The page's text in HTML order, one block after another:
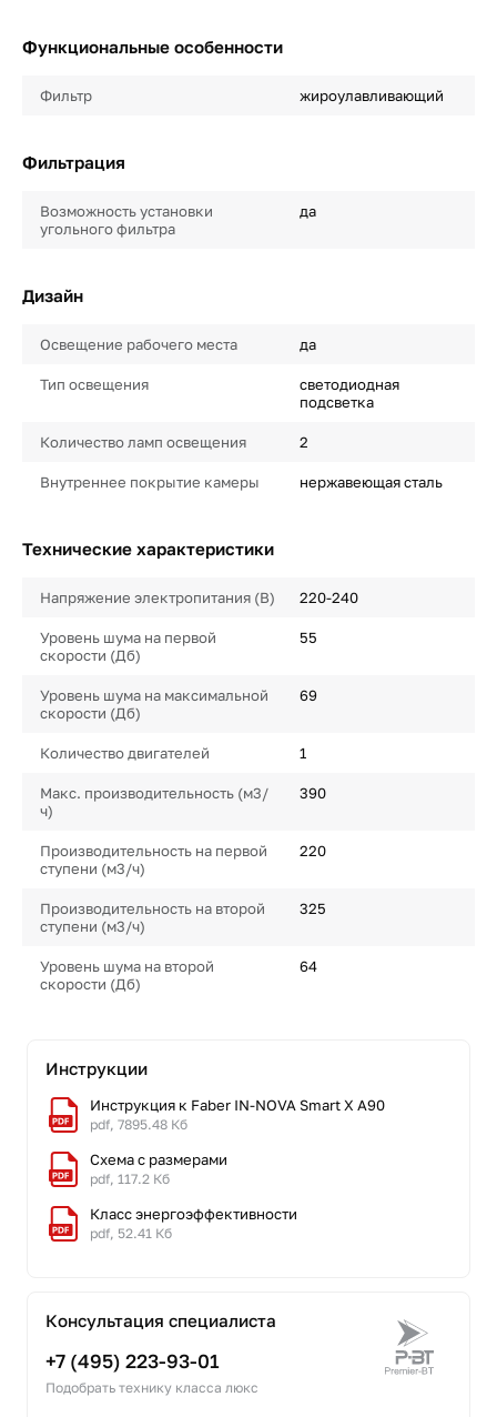
Функциональные особенности
Фильтр жироулавливающий
Фильтрация
Возможность установки
угольного фильтра
да
Дизайн
Освещение рабочего места да
Тип освещения
светодиодная
подсветка
Количество ламп освещения 2
Внутреннее покрытие камеры нержавеющая сталь
Технические характеристики
Напряжение электропитания (В) 220-240
Уровень шума на первой
скорости (Дб)
55
Уровень шума на максимальной
скорости (Дб)
69
Количество двигателей 1
Макс. производительность (м3/
ч)
390
Производительность на первой
ступени (м3/ч)
220
Производительность на второй
ступени (м3/ч)
325
Уровень шума на второй
скорости (Дб)
64
Инструкции
Инструкция к Faber IN-NOVA Smart X A90
pdf, 7895.48 Кб
Схема с размерами
pdf, 117.2 Кб
Класс энергоэффективности
pdf, 52.41 Кб
Консультация специалиста
+7 (495) 223-93-01
Подобрать технику класса люкс